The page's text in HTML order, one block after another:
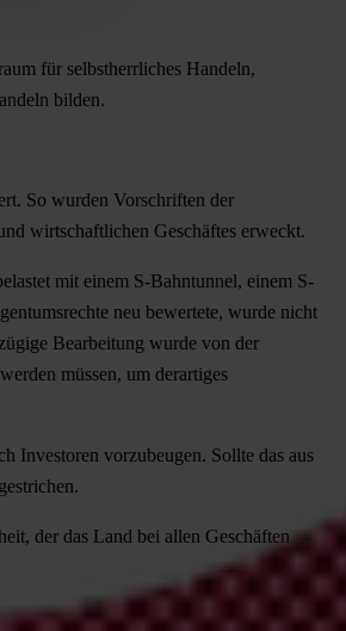
für selbstherrliches Handeln,
bilden.
So wurden Vorschriften der
wirtschaftlichen Geschäftes erweckt.
mit einem S-Bahntunnel, einem S-
neu bewertete, wurde nicht
Bearbeitung wurde von der
müssen, um derartiges
Investoren vorzubeugen. Sollte das aus
der das Land bei allen Geschäften